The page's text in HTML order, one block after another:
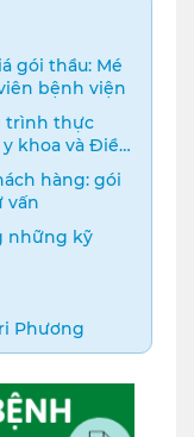
gói thầu: Mé
bệnh viện
trình thực
khoa và Điều
hàng: gói
vấn
những kỹ
Phương